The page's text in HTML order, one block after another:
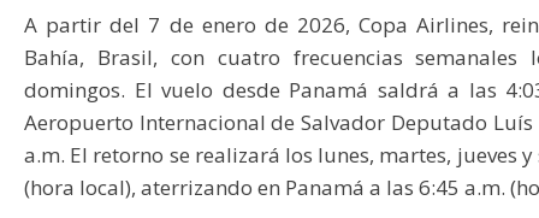
A partir del 7 de enero de 2026, Copa Airlines,
Bahía, Brasil, con cuatro frecuencias semanales
domingos. El vuelo desde Panamá saldrá a las
Aeropuerto Internacional de Salvador Deputado
a.m. El retorno se realizará los lunes, martes, jueves
(hora local), aterrizando en Panamá a las 6:45 a.m.